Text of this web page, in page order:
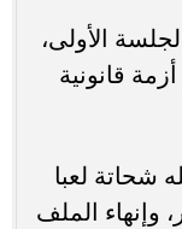
الأولى،
قانونية
شحاتة لعبا
وإنهاء الملف